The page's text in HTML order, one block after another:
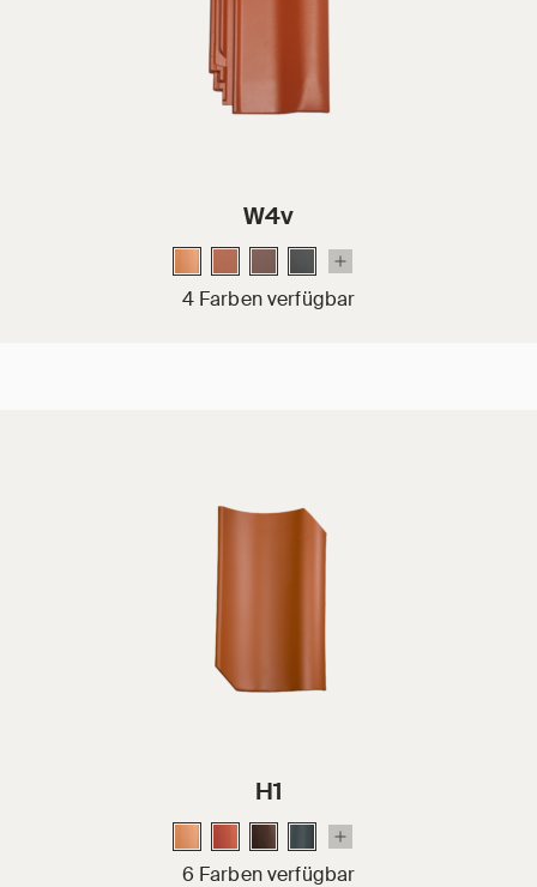
W4v
4 Farben verfügbar
H1
6 Farben verfügbar